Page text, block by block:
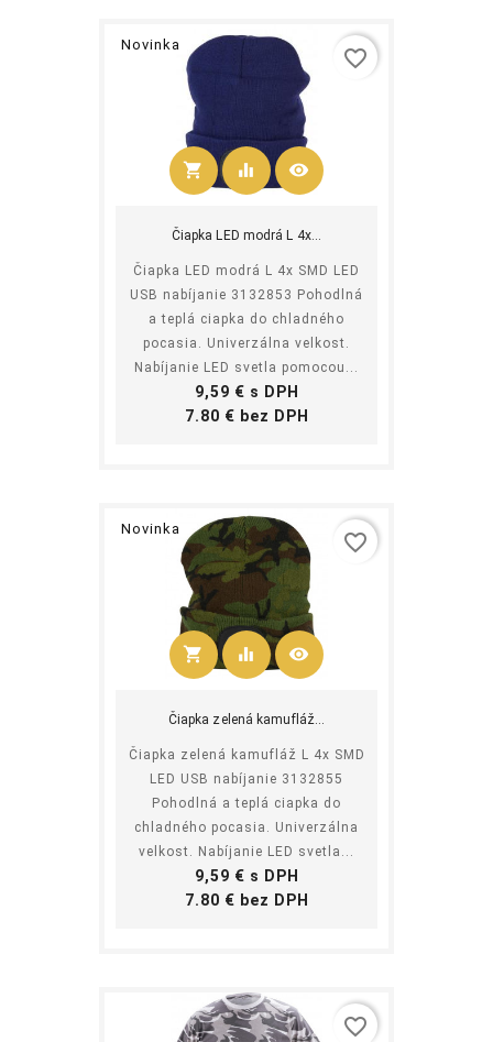
Novinka
shopping_cart
Kúpiť
equalizer visibility
Čiapka LED modrá L 4x...
Čiapka LED modrá L 4x SMD LED
USB nabíjanie 3132853 Pohodlná
a teplá ciapka do chladného
pocasia. Univerzálna velkost.
Nabíjanie LED svetla pomocou...
Cena
9,59 € s DPH
7.80 € bez DPH
favorite_border
Novinka
shopping_cart
Kúpiť
equalizer visibility
Čiapka zelená kamufláž...
Čiapka zelená kamufláž L 4x SMD
LED USB nabíjanie 3132855
Pohodlná a teplá ciapka do
chladného pocasia. Univerzálna
velkost. Nabíjanie LED svetla...
Cena
9,59 € s DPH
7.80 € bez DPH
favorite_border
favorite_border